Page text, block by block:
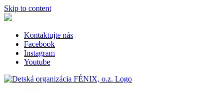
Skip to content
Kontaktujte nás
Facebook
Instagram
Youtube